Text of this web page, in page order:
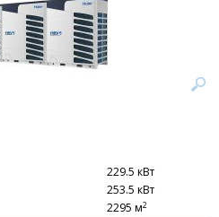
229.5 кВт
253.5 кВт
2295 м2